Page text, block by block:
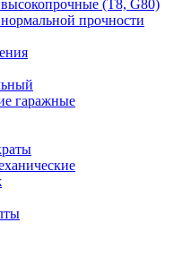
(Т8, G80)
прочности
гаражные